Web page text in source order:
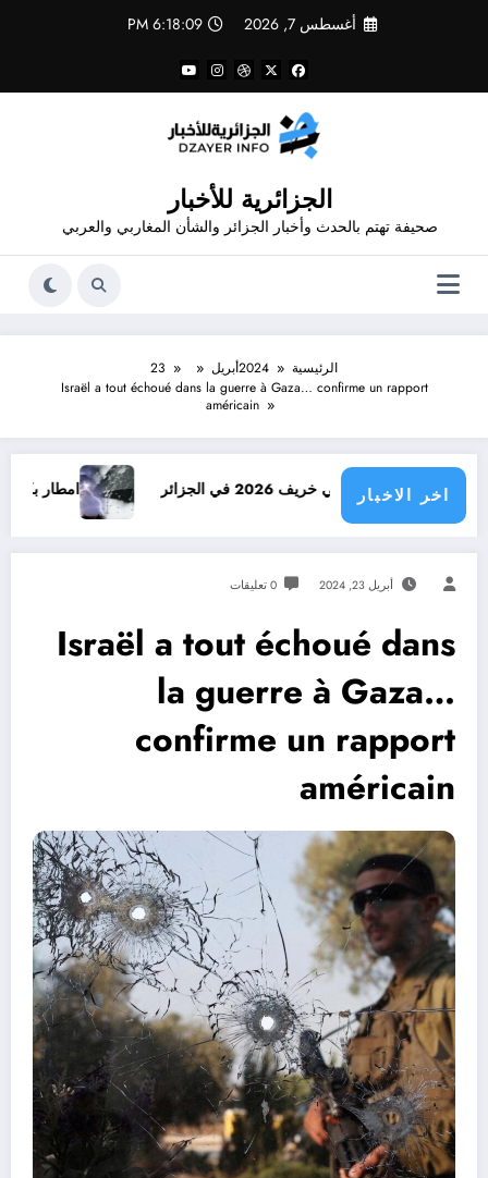
أغسطس 7, 2026 6:18:10 PM
الجزائرية للأخبار
صحيفة تهتم بالحدث وأخبار الجزائر والشأن المغاربي والعربي
الرئيسية 2024أبريل
23
Israël a tout échoué dans la guerre à Gaza… confirme un rapport
américain
اخر الاخبار امطار بكميات كبيرة جدا متوقعة
أبريل 23, 2024 0 تعليقات
Israël a tout échoué dans
la guerre à Gaza…
confirme un rapport
américain